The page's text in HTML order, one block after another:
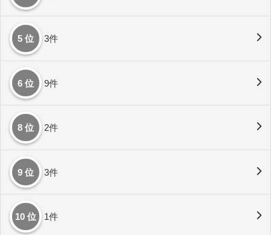
5 位 3件
6 位 9件
8 位 2件
9 位 3件
10 位 1件